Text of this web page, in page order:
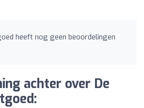
heeft nog geen beoordelingen
achter over De